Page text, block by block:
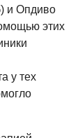
и Опдиво
этих
у тех